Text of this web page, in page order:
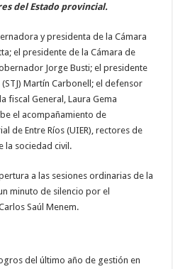
del Estado provincial.
y presidenta de la Cámara
el presidente de la Cámara de
Jorge Busti; el presidente
Martín Carbonell; el defensor
fiscal General, Laura Gema
el acompañamiento de
de Entre Ríos (UIER), rectores de
la sociedad civil.
a las sesiones ordinarias de la
minuto de silencio por el
Saúl Menem.
del último año de gestión en